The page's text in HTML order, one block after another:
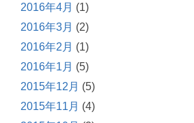
2016年4月 (1)
2016年3月 (2)
2016年2月 (1)
2016年1月 (5)
2015年12月 (5)
2015年11月 (4)